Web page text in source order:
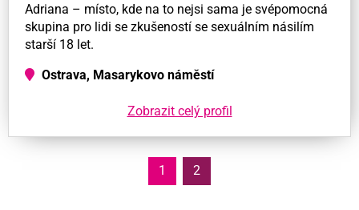
Adriana – místo, kde na to nejsi sama je svépomocná
skupina pro lidi se zkušeností se sexuálním násilím
starší 18 let.
Ostrava, Masarykovo náměstí
Zobrazit celý profil
1 2